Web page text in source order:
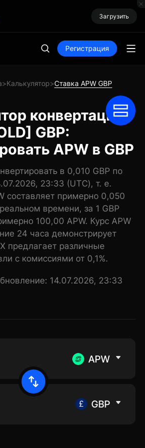
Загрузить
Регистрация
>Калькулятор>Ставка APW GBP
конвертации
GBP:
APW в GBP
в 0,010 GBP по
23:33 (UTC), т. е.
составляет примерно 0,050
времени, за 1 GBP
100,00 APW. Курс APW
24 часа демонстрирует
предлагает различные
с комиссиями от 0,1%.
14.07.2026, 23:33
APW
GBP